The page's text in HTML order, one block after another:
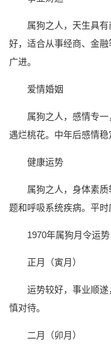
属狗之人，天生具
好，适合从事经商、金
广进。
爱情婚姻
属狗之人，感情专
遇烂桃花。中年后感情稳
健康运势
属狗之人，身体素
题和呼吸系统疾病。平时
1970年属狗月令运势
正月（寅月）
运势较好，事业顺
慎对待。
二月（卯月）